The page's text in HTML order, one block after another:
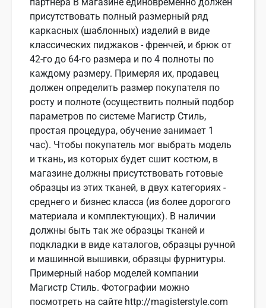
присутствовать полный размерный ряд
каркасных (шаблонных) изделий в виде
классических пиджаков - френчей, и брюк от
42-го до 64-го размера и по 4 полноты по
каждому размеру. Примеряя их, продавец
должен определить размер покупателя по
росту и полноте (осуществить полный подбор
параметров по системе Магистр Стиль,
простая процедура, обучение занимает 1
час). Чтобы покупатель мог выбрать модель
и ткань, из которых будет сшит костюм, в
магазине должны присутствовать готовые
образцы из этих тканей, в двух категориях -
среднего и бизнес класса (из более дорогого
материала и комплектующих). В наличии
должны быть так же образцы тканей и
подкладки в виде каталогов, образцы ручной
и машинной вышивки, образцы фурнитуры.
Примерный набор моделей компании
Магистр Стиль. Фотографии можно
посмотреть на сайте http://magisterstyle.com